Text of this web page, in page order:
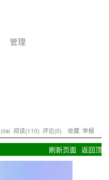
管理
_clai 阅读(110) 评论(0) 收藏 举报
刷新页面 返回顶部